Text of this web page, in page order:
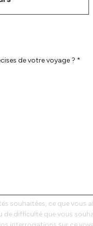
de votre voyage ? *